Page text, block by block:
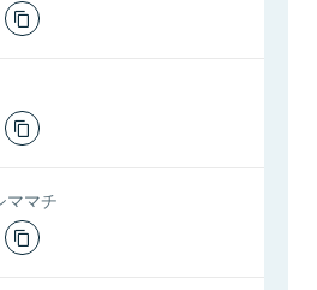
ママチ